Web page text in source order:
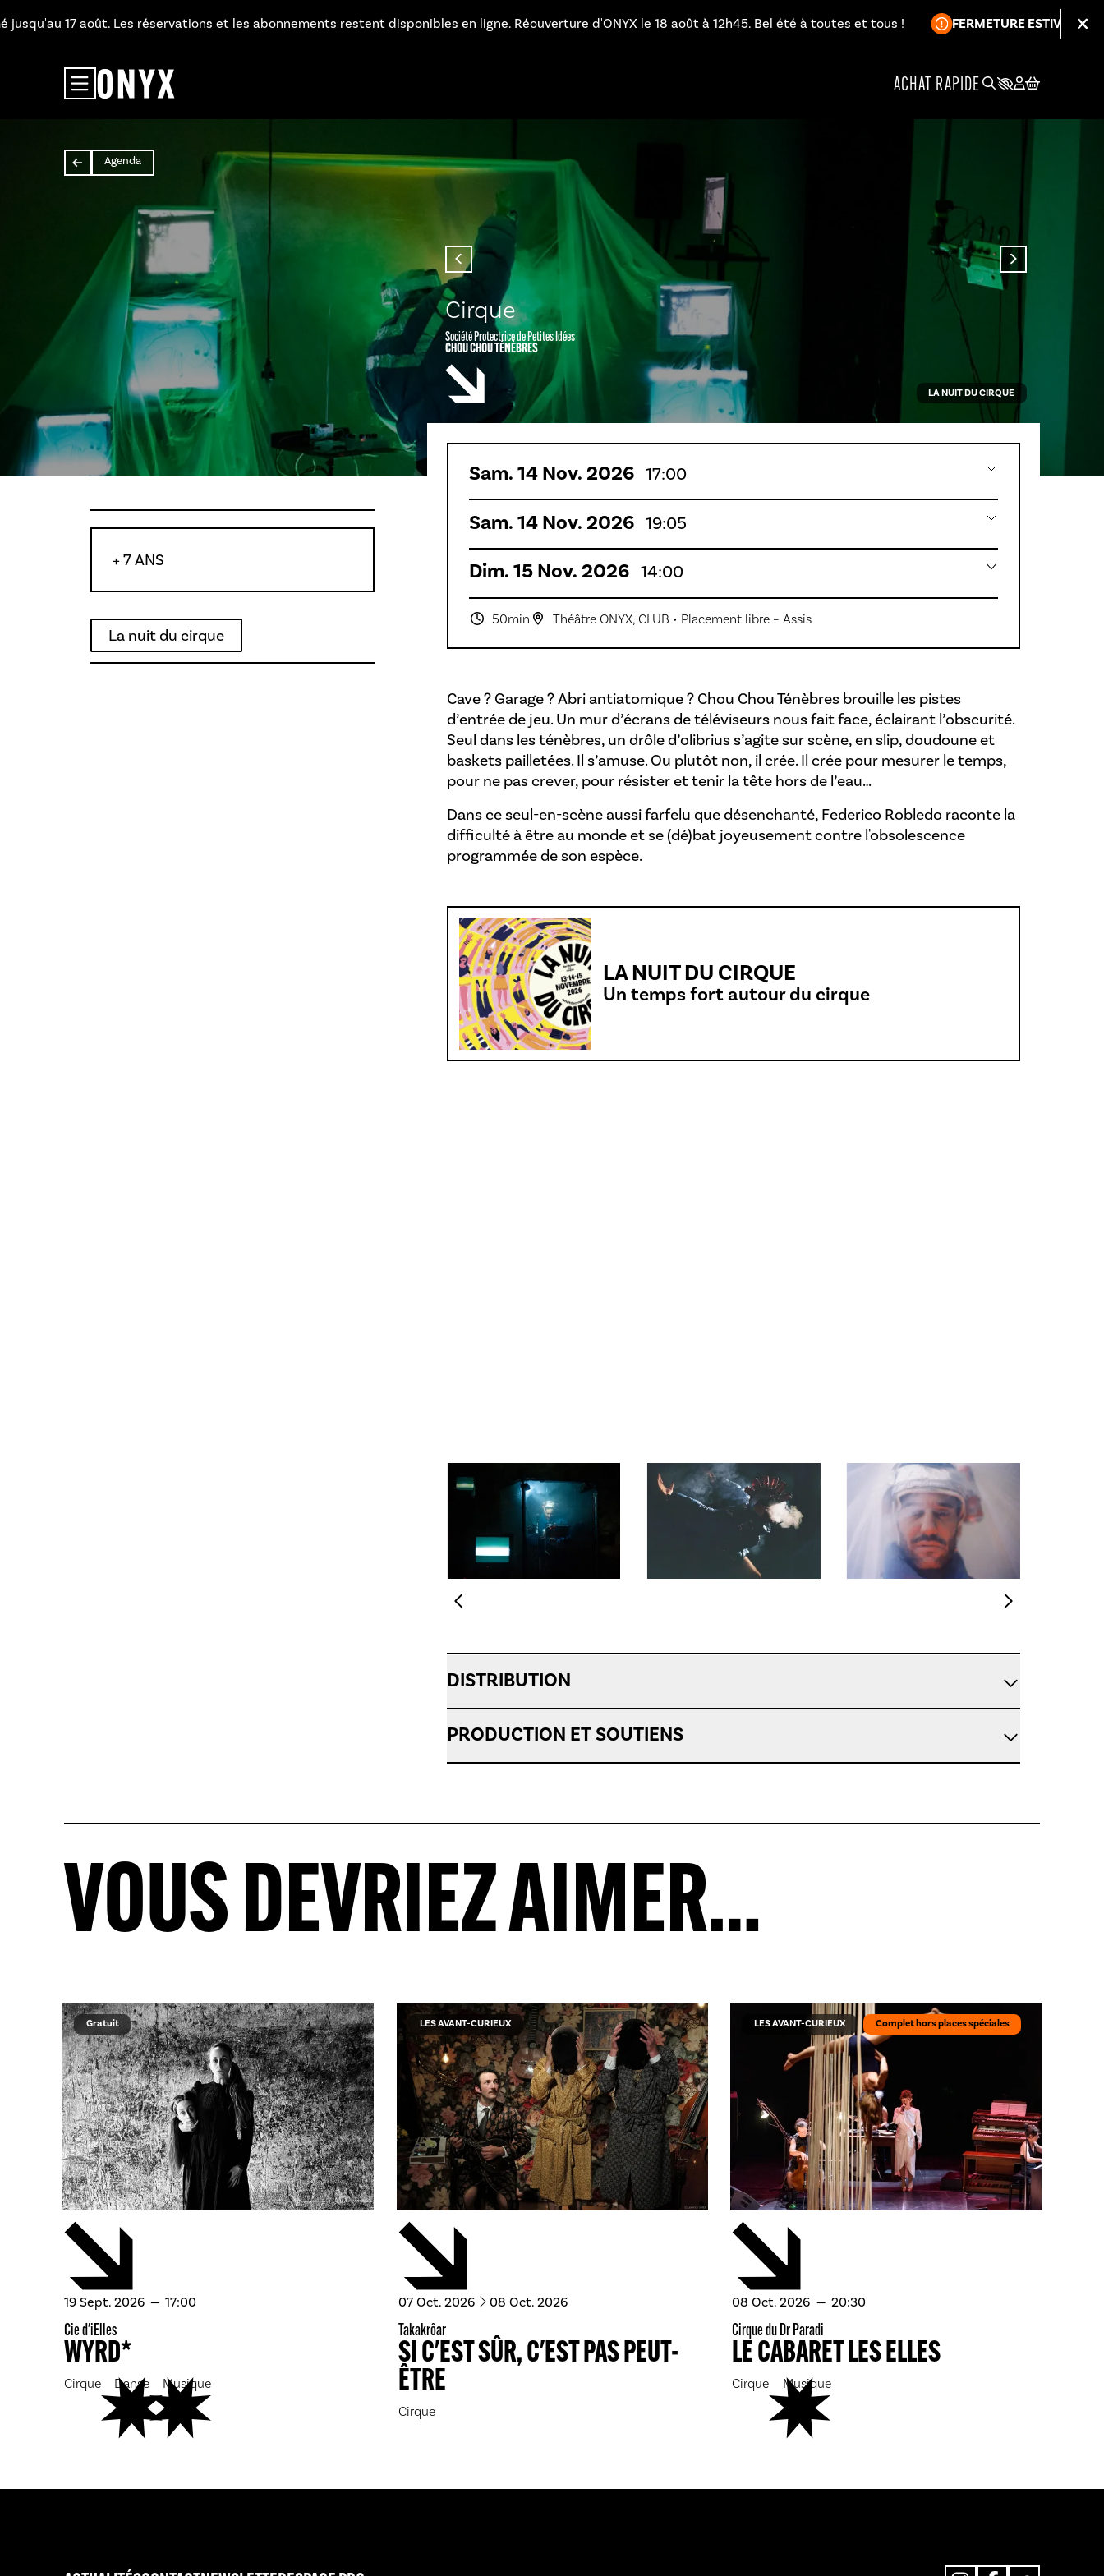
août. Les réservations et les abonnements restent disponibles en ligne. Réouverture d'ONYX le 18 août à 12h45. Bel été à toutes et tous !
Information :
FERMETURE ESTIVALE L'accueil
ACHAT RAPIDE
Agenda
Cirque
Société Protectrice de Petites Idées
CHOU CHOU TÉNÈBRES
LA NUIT DU CIRQUE
+ 7 ANS
La nuit du cirque
Sam. 14 Nov. 2026 17:00
Sam. 14 Nov. 2026 19:05
Dim. 15 Nov. 2026 14:00
50min Théâtre ONYX, CLUB • Placement libre – Assis
Cave ? Garage ? Abri antiatomique ? Chou Chou Ténèbres brouille les pistes
d’entrée de jeu. Un mur d’écrans de téléviseurs nous fait face, éclairant l’obscurité.
Seul dans les ténèbres, un drôle d’olibrius s’agite sur scène, en slip, doudoune et
baskets pailletées. Il s’amuse. Ou plutôt non, il crée. Il crée pour mesurer le temps,
pour ne pas crever, pour résister et tenir la tête hors de l’eau…
Dans ce seul-en-scène aussi farfelu que désenchanté, Federico Robledo raconte la
difficulté à être au monde et se (dé)bat joyeusement contre l'obsolescence
programmée de son espèce.
LA NUIT DU CIRQUE
Un temps fort autour du cirque
DISTRIBUTION
PRODUCTION ET SOUTIENS
VOUS DEVRIEZ AIMER…
Cie d'iElles
WYRD*
Cirque Danse Musique
19 septembre
Sept. 2026 17:00
Gratuit
Takakrôar
SI C'EST SÛR, C'EST PAS PEUT-
ÊTRE
Cirque
du
07 octobre
Oct. 2026 au
08 octobre
Oct. 2026
LES AVANT-CURIEUX
Cirque du Dr Paradi
LE CABARET LES ELLES
Cirque Musique
08 octobre
Oct. 2026 20:30
LES AVANT-CURIEUX Complet hors places spéciales